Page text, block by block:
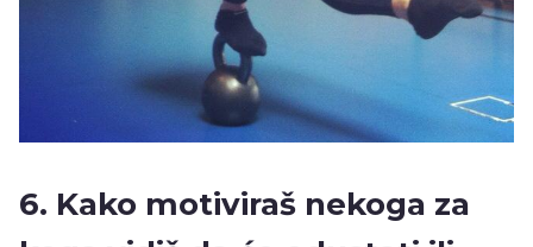
6. Kako motiviraš nekoga za